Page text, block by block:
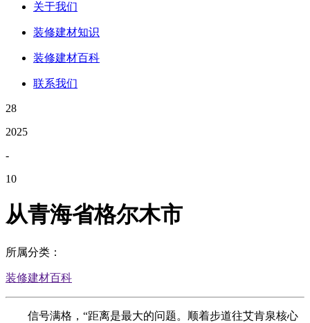
关于我们
装修建材知识
装修建材百科
联系我们
28
2025
-
10
从青海省格尔木市
所属分类：
装修建材百科
信号满格，“距离是最大的问题。顺着步道往艾肯泉核心